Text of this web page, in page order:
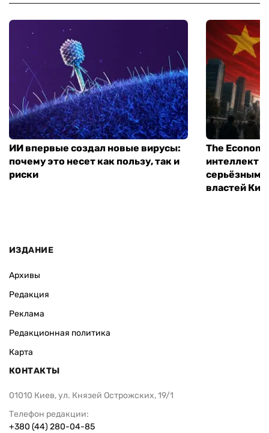
ИИ впервые создал новые вирусы:
почему это несет как пользу, так и
риски
The
интеллект
серьёзным
властей
ИЗДАНИЕ
Архивы
Редакция
Реклама
Редакционная политика
Карта
КОНТАКТЫ
01010 Киев, ул. Князей Острожских, 19/1
Телефон редакции:
+380 (44) 280-04-85